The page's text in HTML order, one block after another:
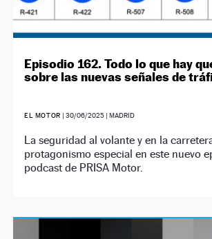
Episodio 162. Todo lo que hay
sobre las nuevas señales de
EL MOTOR | 30/06/2025| MADRID
La seguridad al volante y en la
protagonismo especial en este nuevo
podcast de PRISA Motor.